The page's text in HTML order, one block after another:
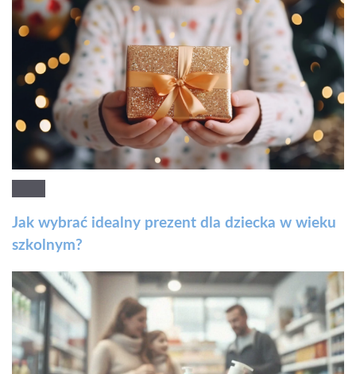
Jak wybrać idealny prezent dla dziecka w wieku
szkolnym?